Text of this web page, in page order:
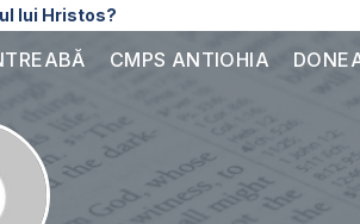
lui Hristos?
CMPS ANTIOHIA